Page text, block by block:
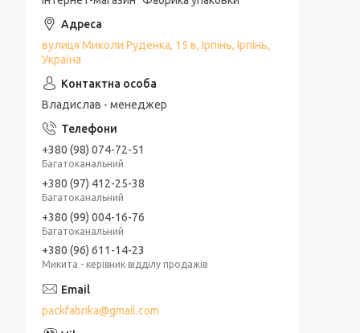
Мило
Порошок для прання
Плащі-дощовики
Декор
Розпалювачі
Універсальні товари
вулиця Миколи Руденка, 15 в, Ірпінь, Ірпінь,
Україна
Владислав - менеджер
+380 (98) 074-72-51
Багатоканальний
+380 (97) 412-25-38
Багатоканальний
+380 (99) 004-16-76
Багатоканальний
+380 (96) 611-14-23
Микита - керівник відділу продажів
packfabrika@gmail.com